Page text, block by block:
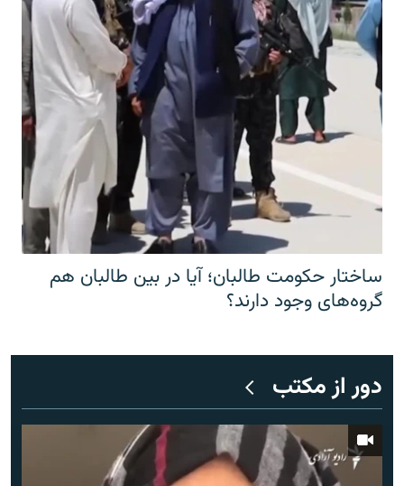
ساختار حکومت طالبان؛ آیا در بین طالبان هم
گروه‌های وجود دارند؟
دور از مکتب